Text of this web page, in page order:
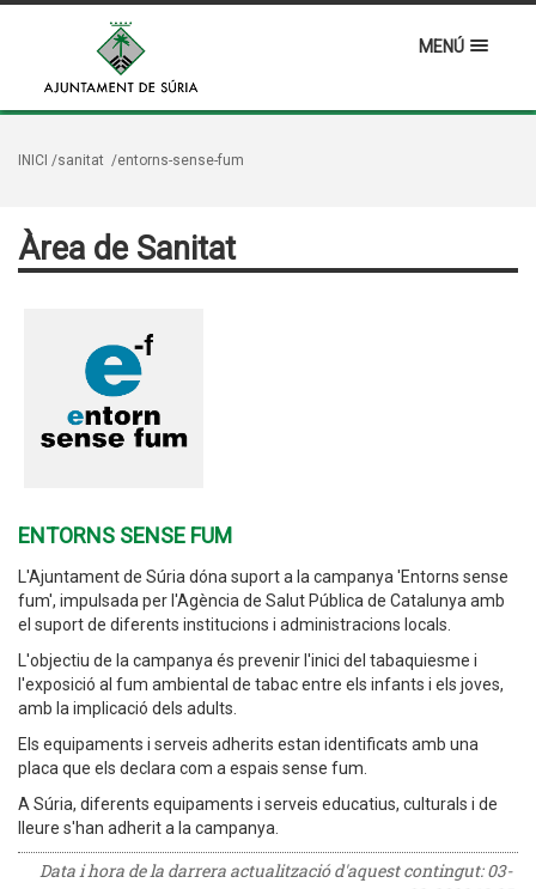
MENÚ
INICI /sanitat /entorns-sense-fum
Àrea de Sanitat
ENTORNS SENSE FUM
L'Ajuntament de Súria dóna suport a la campanya 'Entorns sense
fum', impulsada per l'Agència de Salut Pública de Catalunya amb
el suport de diferents institucions i administracions locals.
L'objectiu de la campanya és prevenir l'inici del tabaquiesme i
l'exposició al fum ambiental de tabac entre els infants i els joves,
amb la implicació dels adults.
Els equipaments i serveis adherits estan identificats amb una
placa que els declara com a espais sense fum.
A Súria, diferents equipaments i serveis educatius, culturals i de
lleure s'han adherit a la campanya.
Data i hora de la darrera actualització d'aquest contingut:03-